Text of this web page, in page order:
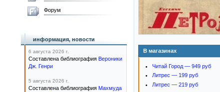
В магазинах
Читай Город — 949 руб
Литрес — 199 руб
Литрес — 219 руб
Форум
информация, новости
6 августа 2026 г.
Составлена библиография Вероники
Дж. Генри
5 августа 2026 г.
Составлена библиография Махмуда